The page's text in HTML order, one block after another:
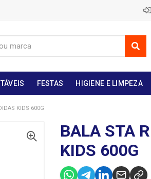
FESTAS HIGIENE E LIMPEZA
KIDS 600G
BALA STA
KIDS 600G